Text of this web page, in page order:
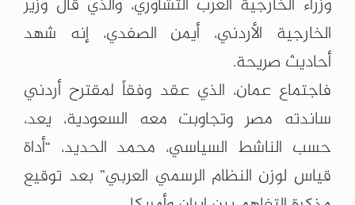
الخارجية الأردني، أيمن الصفدي، إنه شهد
أحاديث صريحة.
فاجتماع عمان، الذي عقد وفقاً لمقترح أردني
ساندته مصر وتجاوبت معه السعودية، يعد،
حسب الناشط السياسي، محمد الحديد، “أداة
قياس لوزن النظام الرسمي العربي” بعد توقيع